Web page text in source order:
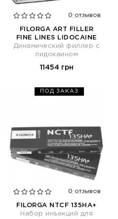
0 отзывов
FILORGA ART FILLER
FINE LINES LIDOCAINE
Динамический филлер с
лидокаином
11454 грн
ПОД ЗАКАЗ
0 отзывов
FILORGA NTCF 135HA+
Набор инъекций для